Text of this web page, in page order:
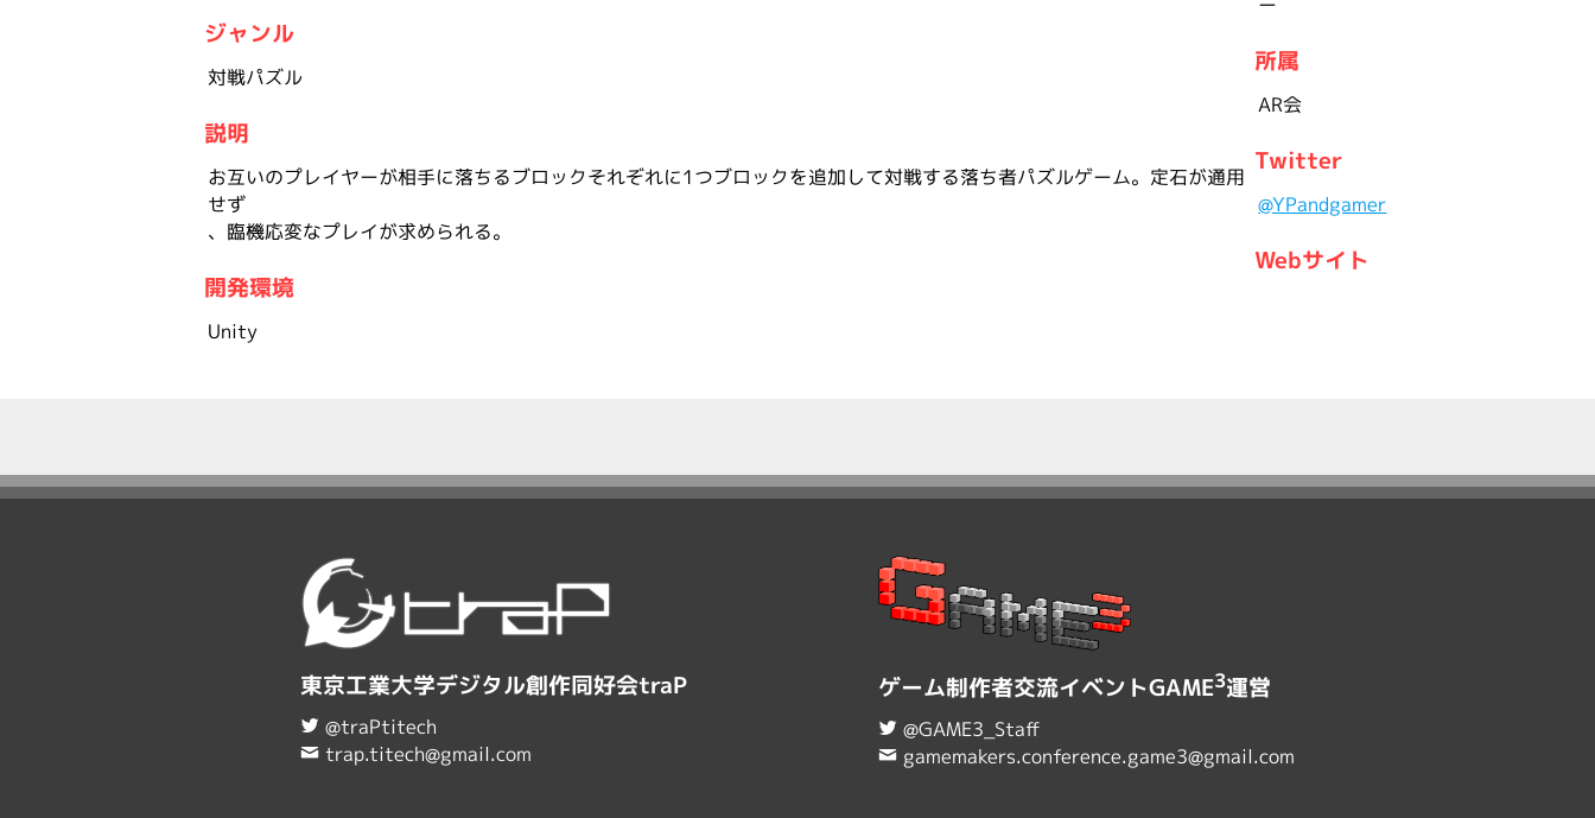
ジャンル
対戦パズル
説明
お互いのプレイヤーが相手に落ちるブロックそれぞれに1つブロックを追加して対戦する落ち者パズルゲーム。定石が通用
せず
、臨機応変なプレイが求められる。
開発環境
Unity
ー
所属
AR会
Twitter
@YPandgamer
Webサイト
東京工業大学デジタル創作同好会traP
@traPtitech
trap.titech@gmail.com
ゲーム制作者交流イベントGAME3運営
@GAME3_Staff
gamemakers.conference.game3@gmail.com